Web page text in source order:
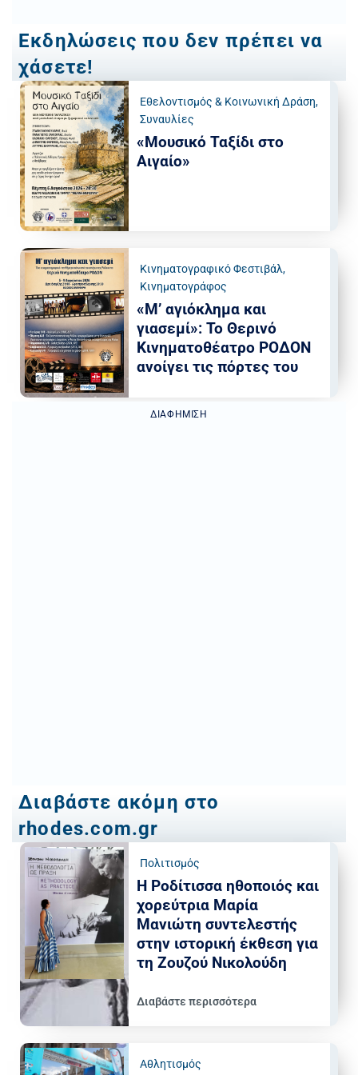
Εκδηλώσεις που δεν πρέπει να
χάσετε!
Εθελοντισμός & Κοινωνική Δράση,
Συναυλίες
«Μουσικό Ταξίδι στο
Αιγαίο»
Κινηματογραφικό Φεστιβάλ,
Κινηματογράφος
«Μ’ αγιόκλημα και
γιασεμί»: Το Θερινό
Κινηματοθέατρο ΡΟΔΟΝ
ανοίγει τις πόρτες του
ΔΙΑΦΉΜΙΣΗ
Διαβάστε ακόμη στο
rhodes.com.gr
Πολιτισμός
Η Ροδίτισσα ηθοποιός και
χορεύτρια Μαρία
Μανιώτη συντελεστής
στην ιστορική έκθεση για
τη Ζουζού Νικολούδη
Διαβάστε περισσότερα
Αθλητισμός